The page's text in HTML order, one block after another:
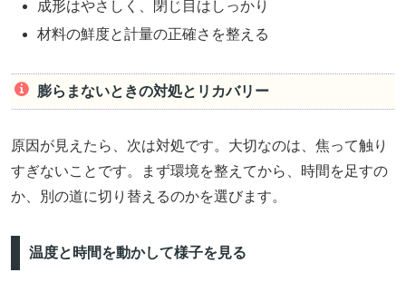
成形はやさしく、閉じ目はしっかり
材料の鮮度と計量の正確さを整える
膨らまないときの対処とリカバリー
原因が見えたら、次は対処です。大切なのは、焦って触り
すぎないことです。まず環境を整えてから、時間を足すの
か、別の道に切り替えるのかを選びます。
温度と時間を動かして様子を見る